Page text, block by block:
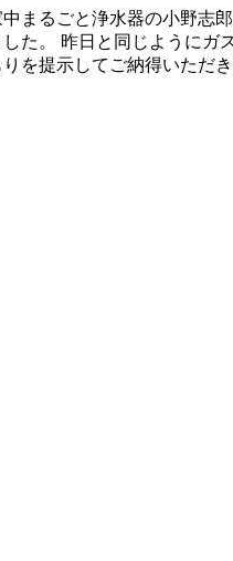
まるごと浄水器の小野志
た。 昨日と同じようにガ
を提示してご納得いただ